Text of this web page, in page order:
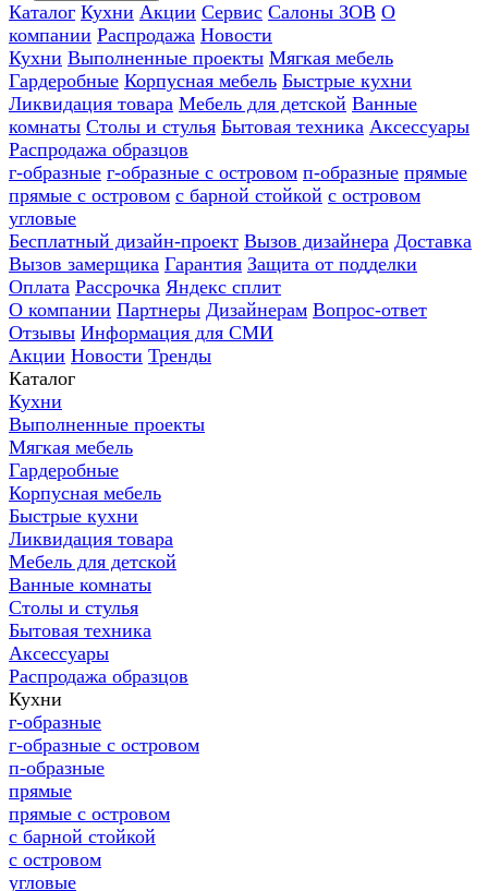
Каталог Кухни Акции Сервис Салоны ЗОВ О
компании Распродажа Новости
Кухни Выполненные проекты Мягкая мебель
Гардеробные Корпусная мебель Быстрые кухни
Ликвидация товара Мебель для детской Ванные
комнаты Столы и стулья Бытовая техника Аксессуары
Распродажа образцов
г-образные г-образные с островом п-образные прямые
прямые с островом с барной стойкой с островом
угловые
Бесплатный дизайн-проект Вызов дизайнера Доставка
Вызов замерщика Гарантия Защита от подделки
Оплата Рассрочка Яндекс сплит
О компании Партнеры Дизайнерам Вопрос-ответ
Отзывы Информация для СМИ
Акции Новости Тренды
Каталог
Кухни
Выполненные проекты
Мягкая мебель
Гардеробные
Корпусная мебель
Быстрые кухни
Ликвидация товара
Мебель для детской
Ванные комнаты
Столы и стулья
Бытовая техника
Аксессуары
Распродажа образцов
Кухни
г-образные
г-образные с островом
п-образные
прямые
прямые с островом
с барной стойкой
с островом
угловые